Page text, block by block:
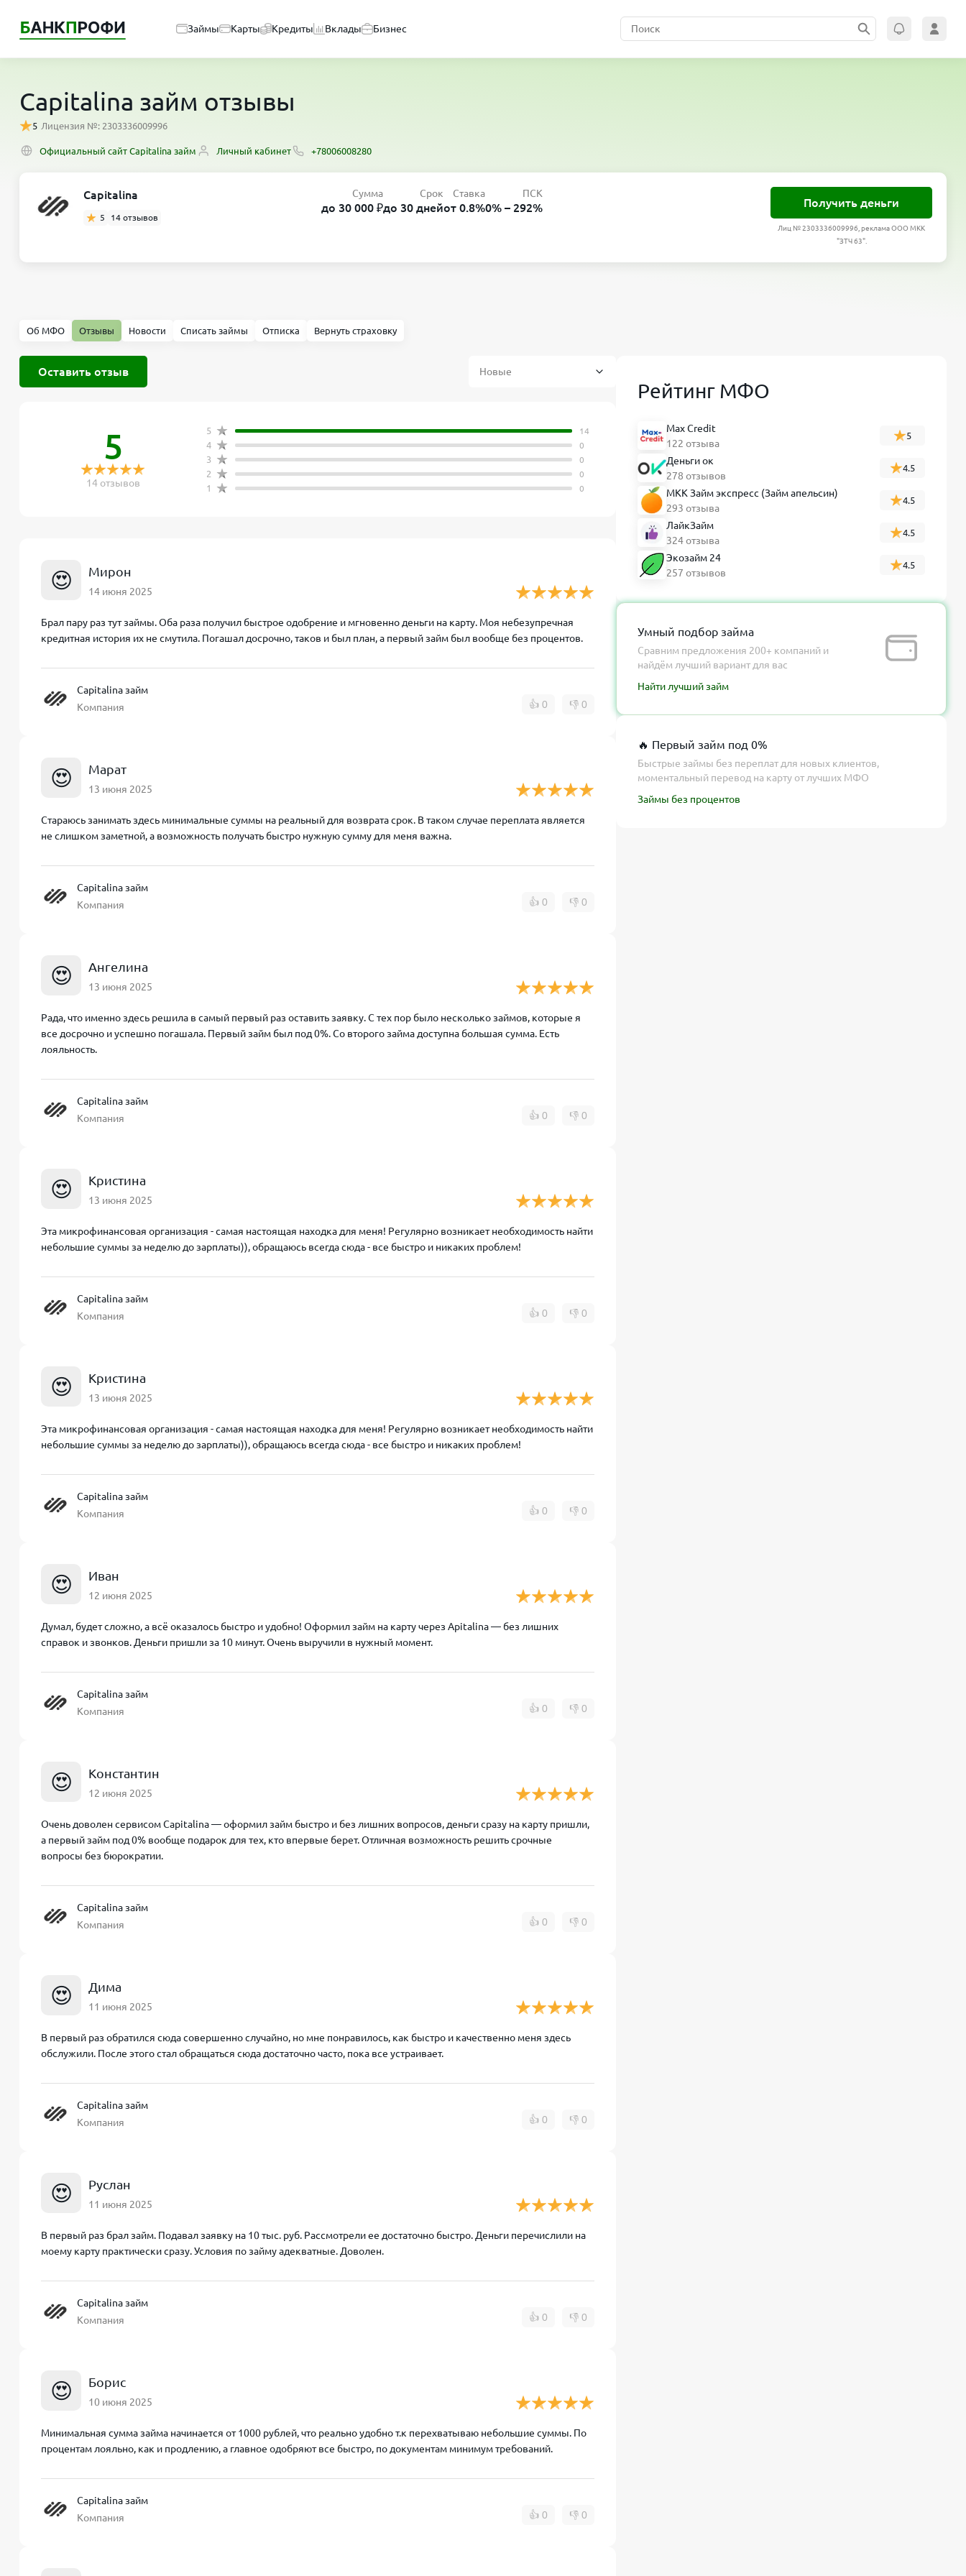
Займы Карты Кредиты Вклады Бизнес
Capitalina займ отзывы
5 Лицензия №: 2303336009996
Официальный сайт Capitalina займ Личный кабинет +78006008280
Capitalina
5 14 отзывов
Сумма
до 30 000 ₽
Срок
до 30 дней
Ставка
от 0.8%
ПСК
0% – 292% Получить деньги
Лиц № 2303336009996, реклама ООО МКК
"ЗТЧ 63".
Об МФО Отзывы Новости Списать займы Отписка Вернуть страховку
Оставить отзыв
5
14 отзывов 1 0
2 0
3 0
4 0
5 14
😍 Мирон
14 июня 2025
Брал пару раз тут займы. Оба раза получил быстрое одобрение и мгновенно деньги на карту. Моя небезупречная
кредитная история их не смутила. Погашал досрочно, таков и был план, а первый займ был вообще без процентов.
Capitalina займ
Компания
👍 0 👎 0
😍 Марат
13 июня 2025
Стараюсь занимать здесь минимальные суммы на реальный для возврата срок. В таком случае переплата является
не слишком заметной, а возможность получать быстро нужную сумму для меня важна.
Capitalina займ
Компания
👍 0 👎 0
😍 Ангелина
13 июня 2025
Рада, что именно здесь решила в самый первый раз оставить заявку. С тех пор было несколько займов, которые я
все досрочно и успешно погашала. Первый займ был под 0%. Со второго займа доступна большая сумма. Есть
лояльность.
Capitalina займ
Компания
👍 0 👎 0
😍 Кристина
13 июня 2025
Эта микрофинансовая организация - самая настоящая находка для меня! Регулярно возникает необходимость найти
небольшие суммы за неделю до зарплаты)), обращаюсь всегда сюда - все быстро и никаких проблем!
Capitalina займ
Компания
👍 0 👎 0
😍 Кристина
13 июня 2025
Эта микрофинансовая организация - самая настоящая находка для меня! Регулярно возникает необходимость найти
небольшие суммы за неделю до зарплаты)), обращаюсь всегда сюда - все быстро и никаких проблем!
Capitalina займ
Компания
👍 0 👎 0
😍 Иван
12 июня 2025
Думал, будет сложно, а всё оказалось быстро и удобно! Оформил займ на карту через Apitalina — без лишних
справок и звонков. Деньги пришли за 10 минут. Очень выручили в нужный момент.
Capitalina займ
Компания
👍 0 👎 0
😍 Константин
12 июня 2025
Очень доволен сервисом Capitalina — оформил займ быстро и без лишних вопросов, деньги сразу на карту пришли,
а первый займ под 0% вообще подарок для тех, кто впервые берет. Отличная возможность решить срочные
вопросы без бюрократии.
Capitalina займ
Компания
👍 0 👎 0
😍 Дима
11 июня 2025
В первый раз обратился сюда совершенно случайно, но мне понравилось, как быстро и качественно меня здесь
обслужили. После этого стал обращаться сюда достаточно часто, пока все устраивает.
Capitalina займ
Компания
👍 0 👎 0
😍 Руслан
11 июня 2025
В первый раз брал займ. Подавал заявку на 10 тыс. руб. Рассмотрели ее достаточно быстро. Деньги перечислили на
моему карту практически сразу. Условия по займу адекватные. Доволен.
Capitalina займ
Компания
👍 0 👎 0
😍 Борис
10 июня 2025
Минимальная сумма займа начинается от 1000 рублей, что реально удобно т.к перехватываю небольшие суммы. По
процентам лояльно, как и продлению, а главное одобряют все быстро, по документам минимум требований.
Capitalina займ
Компания
👍 0 👎 0
Рейтинг МФО
Max Credit
122 отзыва
5
Деньги ок
278 отзывов
4.5
МКК Займ экспресс (Займ апельсин)
293 отзыва
4.5
ЛайкЗайм
324 отзыва
4.5
Экозайм 24
257 отзывов
4.5
Умный подбор займа
Сравним предложения 200+ компаний и
найдём лучший вариант для вас
Найти лучший займ
🔥 Первый займ под 0%
Быстрые займы без переплат для новых клиентов,
моментальный перевод на карту от лучших МФО
Займы без процентов